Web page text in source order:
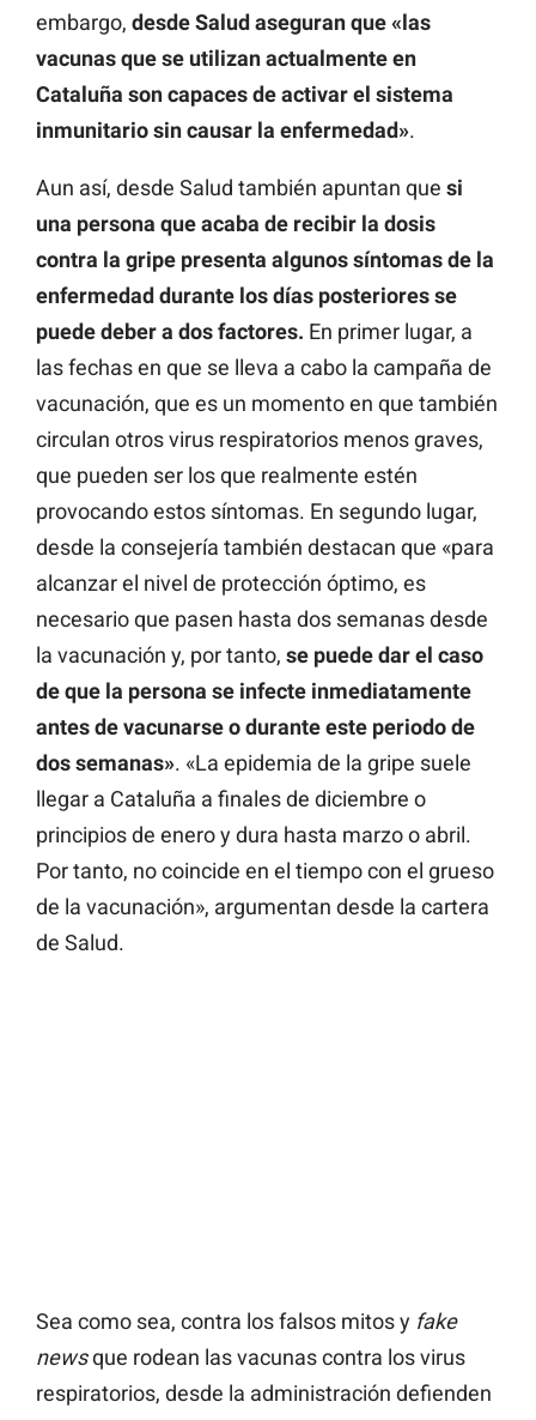
embargo, desde Salud aseguran que «las
vacunas que se utilizan actualmente en
Cataluña son capaces de activar el sistema
inmunitario sin causar la enfermedad».
Aun así, desde Salud también apuntan que si
una persona que acaba de recibir la dosis
contra la gripe presenta algunos síntomas de la
enfermedad durante los días posteriores se
puede deber a dos factores. En primer lugar, a
las fechas en que se lleva a cabo la campaña de
vacunación, que es un momento en que también
circulan otros virus respiratorios menos graves,
que pueden ser los que realmente estén
provocando estos síntomas. En segundo lugar,
desde la consejería también destacan que «para
alcanzar el nivel de protección óptimo, es
necesario que pasen hasta dos semanas desde
la vacunación y, por tanto, se puede dar el caso
de que la persona se infecte inmediatamente
antes de vacunarse o durante este periodo de
dos semanas». «La epidemia de la gripe suele
llegar a Cataluña a finales de diciembre o
principios de enero y dura hasta marzo o abril.
Por tanto, no coincide en el tiempo con el grueso
de la vacunación», argumentan desde la cartera
de Salud.
Sea como sea, contra los falsos mitos y fake
newsque rodean las vacunas contra los virus
respiratorios, desde la administración defienden